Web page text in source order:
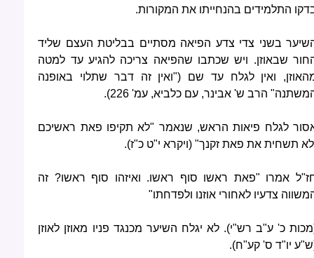
התלמידים בהנחייתו את המקורות.
בשני צדי צדע הפיאה מסתיים בבליטת העצם שליד
שבאוזן. ויש שכתבו שהפיאה צריכה להגיע עד למטה
ואין לגלח עד שם ("ואין זה דבר שתלוי באופנה
הרב ש' אבינר, עם כלביא, עמ' 226).
לגלח פיאות הראש, שנאמר "לא תקיפו פאת ראשיכם
תשחית את פאת זקנך" (ויקרא י"ט כ"ז).
אמרו "פאת ראשו סוף ראשו. ואיזהו סוף ראשו? זה
צדעיו לאחורי אוזנו ולפדחתו"
כ' ע"ב רש"י). לא יגלח השיער מכנגד פניו מאוזן לאוזן
יו"ד ס' קע"ח).